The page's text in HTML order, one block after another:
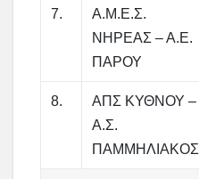
7.
Α.Μ.Ε.Σ.
ΝΗΡΕΑΣ – Α.Ε.
ΠΑΡΟΥ
8.
ΑΠΣ ΚΥΘΝΟΥ –
Α.Σ.
ΠΑΜΜΗΛΙΑΚΟΣ